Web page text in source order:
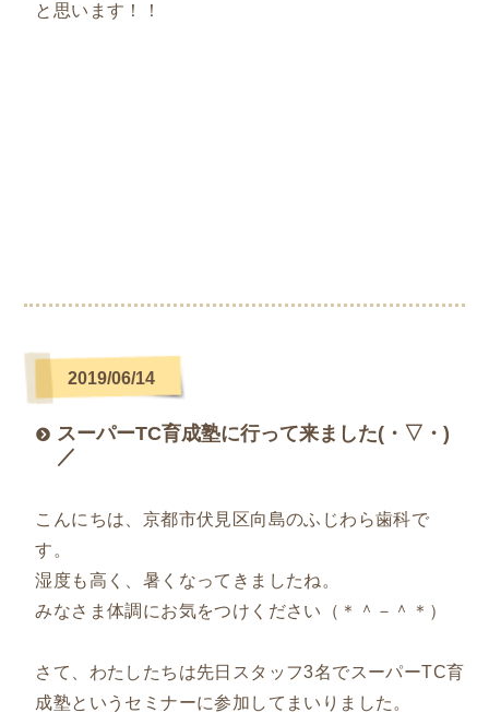
と思います！！
2019/06/14
スーパーTC育成塾に行って来ました(・▽・)
／
こんにちは、京都市伏見区向島のふじわら歯科で
す。
湿度も高く、暑くなってきましたね。
みなさま体調にお気をつけください（＊＾－＾＊）
さて、わたしたちは先日スタッフ3名でスーパーTC育
成塾というセミナーに参加してまいりました。